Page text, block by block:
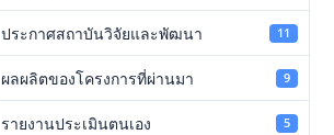
ประกาศสถาบันวิจัยและพัฒนา 11
ผลผลิตของโครงการที่ผ่านมา 9
รายงานประเมินตนเอง 5